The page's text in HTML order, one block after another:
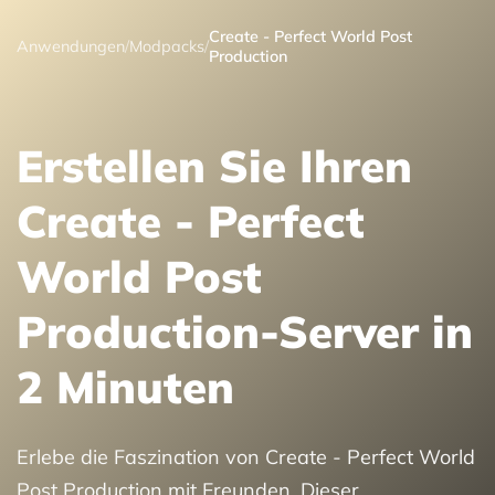
Anwendungen/Modpacks/Create - Perfect World Post
Production
Erstellen Sie Ihren
Create - Perfect
World Post
Production-Server in
2 Minuten
Erlebe die Faszination von Create - Perfect World